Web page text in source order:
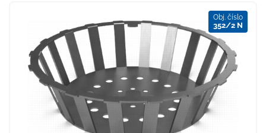
Obj. číslo
352/2 N